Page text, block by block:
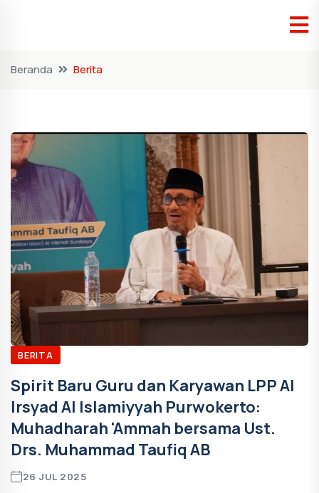
Beranda Berita
BERITA
Spirit Baru Guru dan Karyawan LPP Al
Irsyad Al Islamiyyah Purwokerto:
Muhadharah 'Ammah bersama Ust.
Drs. Muhammad Taufiq AB
26 JUL 2025